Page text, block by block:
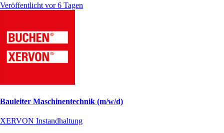
Veröffentlicht vor 6 Tagen
Bauleiter Maschinentechnik (m/w/d)
XERVON Instandhaltung